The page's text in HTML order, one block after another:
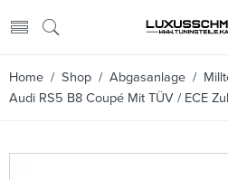
Home / Shop / Abgasanlage /
Audi RS5 B8 Coupé Mit TÜV / ECE